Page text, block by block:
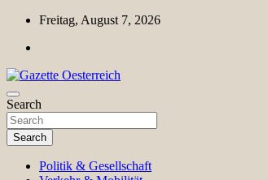
Skip
content
Freitag, August 7, 2026
Gazette Oesterreich
Magazin für Freizeit, Politik, Kultur & Wissenschaft
Search
Search
Politik & Gesellschaft